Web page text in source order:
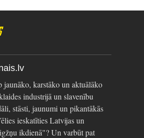
jaunāko, karstāko un aktuālāko
industrijā un slavenību
stāsti, jaunumi un pikantākās
ieskatīties Latvijas un
ikdienā"? Un varbūt pat